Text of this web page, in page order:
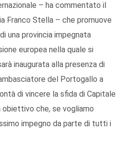
– ha commentato il
Franco Stella – che promuove
una provincia impegnata
europea nella quale si
inaugurata alla presenza di
del Portogallo a
di vincere la sfida di Capitale
obiettivo che, se vogliamo
impegno da parte di tutti i